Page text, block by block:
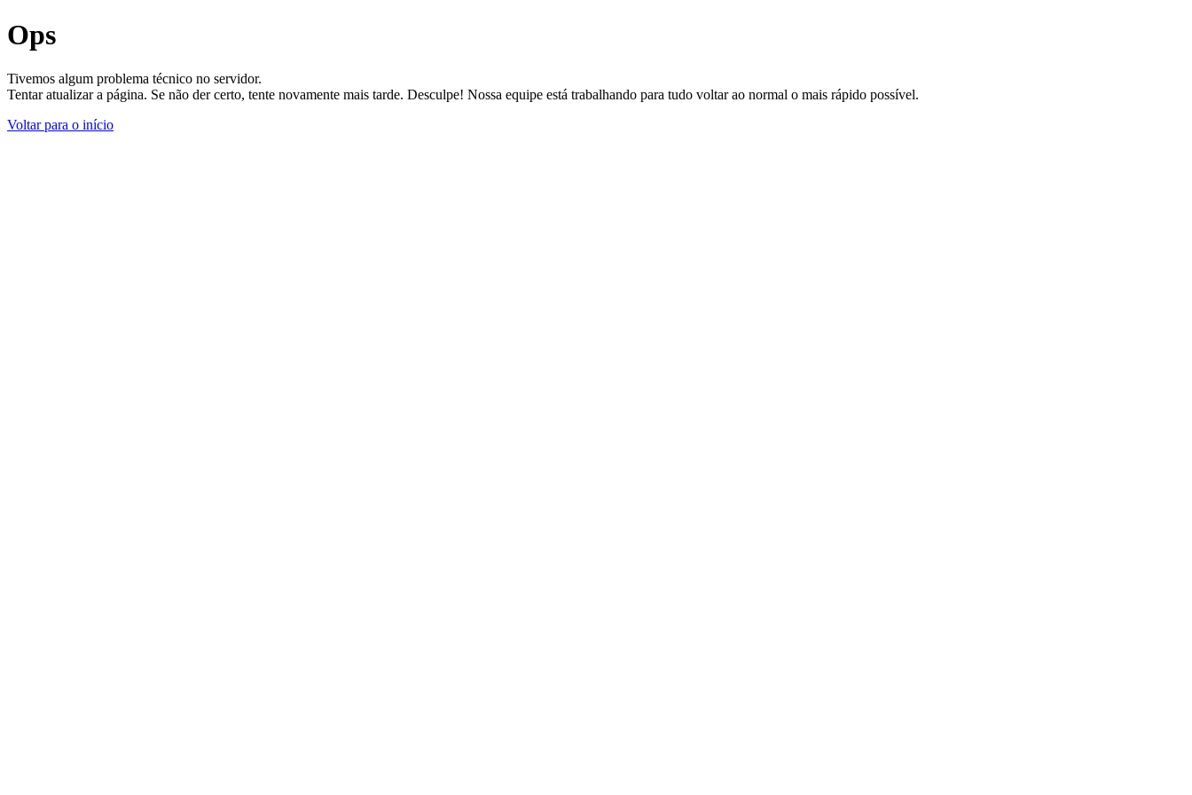
Ops
Tivemos algum problema técnico no servidor.
Tentar atualizar a página. Se não der certo, tente novamente mais tarde. Desculpe! Nossa equipe está trabalhando para tudo voltar ao normal o mais rápido possível.
Voltar para o início